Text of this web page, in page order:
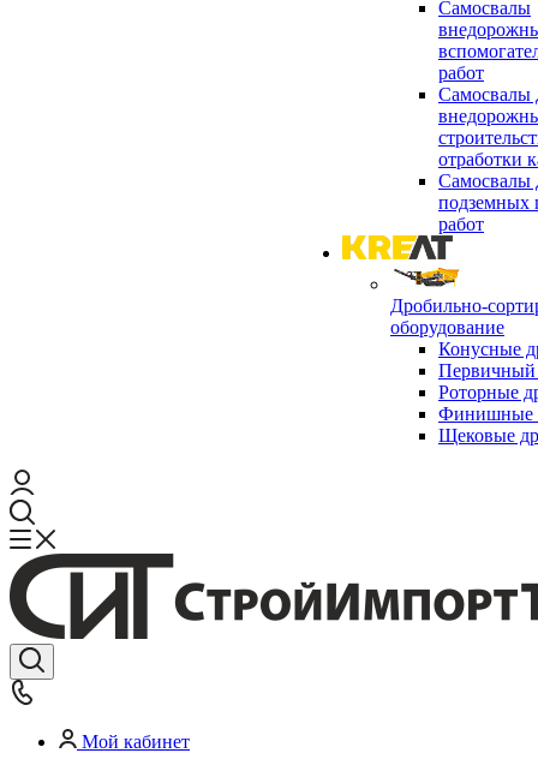
Самосвалы
работ
Самосвалы
отработки
Самосвалы
подземных
работ
Дробильно-
оборудование
Конусные
Первичный
Роторные
Финишные
Щековые
Мой кабинет